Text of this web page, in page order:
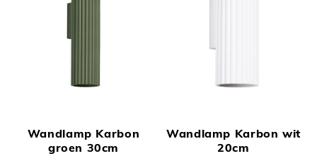
Wandlamp Karbon
groen 30cm
Wandlamp Karbon wit
20cm